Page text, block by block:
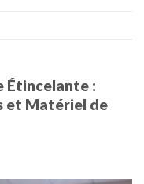
Étincelante :
et Matériel de